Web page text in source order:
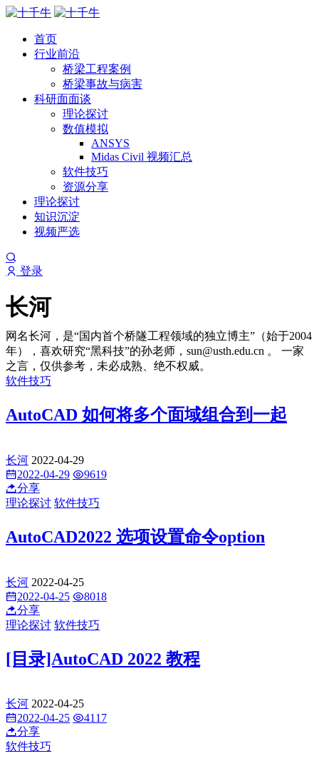
首页
行业前沿
桥梁工程案例
桥梁事故与病害
科研面面谈
理论探讨
数值模拟
ANSYS
Midas Civil 视频汇总
软件技巧
资源分享
理论探讨
知识沉淀
视频严选
登录
长河
网名长河，是“国内首个桥隧工程领域的独立博主”（始于2004
年），喜欢研究“黑科技”的孙老师，sun@usth.edu.cn 。 一家
之言，仅供参考，未必成熟、绝不权威。
软件技巧
AutoCAD 如何将多个面域组合到一起
长河 2022-04-29
2022-04-29
9619
分享
理论探讨 软件技巧
AutoCAD2022 选项设置命令option
长河 2022-04-25
2022-04-25
8018
分享
理论探讨 软件技巧
[目录]AutoCAD 2022 教程
长河 2022-04-25
2022-04-25
4117
分享
软件技巧